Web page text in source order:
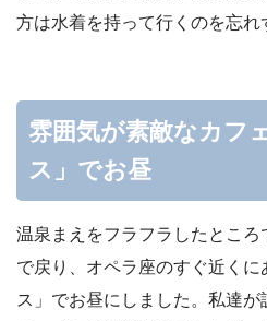
方は水着を持って行くのを忘れ
雰囲気が素敵なカフ
ス」でお昼
温泉まえをフラフラしたところ
で戻り、オペラ座のすぐ近く
ス」でお昼にしました。私達